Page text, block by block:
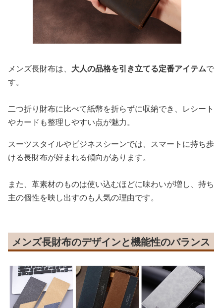
メンズ長財布は、 大人の品格を引き立てる定番アイテムで
す。
二つ折り財布に比べて紙幣を折らずに収納でき、レシート
やカードも整理しやすい点が魅力。
スーツスタイルやビジネスシーンでは、スマートに持ち歩
ける長財布が好まれる傾向があります。
また、革素材のものは使い込むほどに味わいが増し、持ち
主の個性を映し出すのも人気の理由です。
メンズ長財布のデザインと機能性のバランス